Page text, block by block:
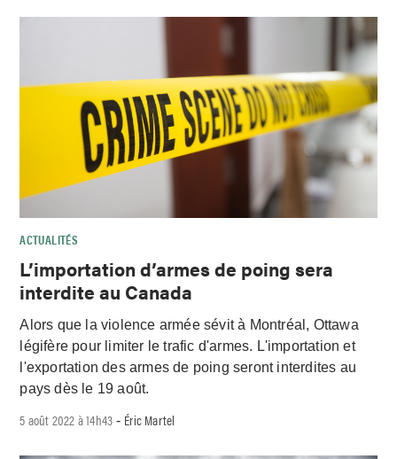
ACTUALITÉS
L’importation d’armes de poing sera
interdite au Canada
Alors que la violence armée sévit à Montréal, Ottawa
légifère pour limiter le trafic d'armes. L'importation et
l'exportation des armes de poing seront interdites au
pays dès le 19 août.
5 août 2022 à 14h43 - Éric Martel